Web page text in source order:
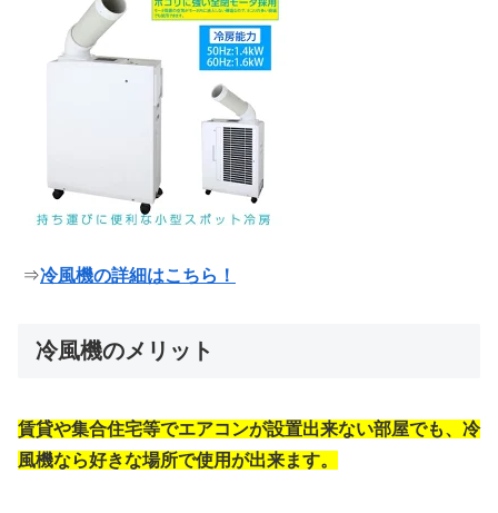
⇒冷風機の詳細はこちら！
冷風機のメリット
賃貸や集合住宅等でエアコンが設置出来ない部屋でも、冷
風機なら好きな場所で使用が出来ます。